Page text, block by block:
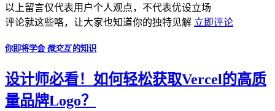
以上留言仅代表用户个人观点，不代表优设立场
评论就这些咯，让大家也知道你的独特见解 立即评论
你即将学会 微交互的知识
设计师必看！如何轻松获取Vercel的高质
量品牌Logo？